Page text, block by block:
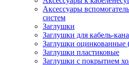
Аксессуары
систем
Заглушки
Заглушки для кабель-
Заглушки оцинкованные
Заглушки пластиковые
Заглушки с покрытием